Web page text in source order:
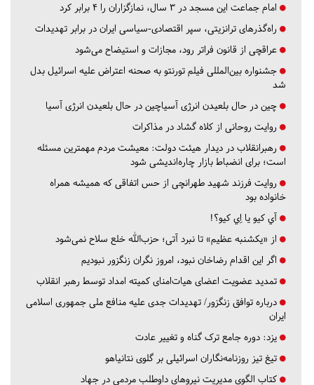
امام جماعت این مسجد در ۳ سال، نمازگزاران را ۴ برابر کرد
راه‌گذرهای ترانزیتی، سپر اقتصادی-سیاسی ایران در برابر تهدیدات
عراقچی از قانون فراتر رود، مجازات و استیضاح می‌شود
جشنواره بین‌المللی فیلم تورنتو به صحنه اعتراض علیه اسرائیل بدل
شد
چین در حال بلعیدن انرژی آسیاچین در حال بلعیدن انرژی آسیا
روایت روحانی از کلاه گشاد در مذاکرات
رهبرانقلاب در دیدار هیئت دولت: معیشت مردم مهمترین مسئله
است؛ برای انضباط بازار چاره‌اندیشی شود
روایت فرزند شهید طهرانچی از حس اتفاقی که همیشه همراه
خانواده بود
آي كيو يا اِي كيو؟!
از «یکشنبه عظیم» تا نبرد آتی؛ حزب‌الله خلع سلاح نمی‌شود
اگر این اقدام رضاخان نبود، امروز نگران زنگزور نبودیم
تمدید عضویت اعضای هیات‌امنای کمیته امداد توسط رهبر انقلاب
درباره توافق زنگزور/ تهدیدات جدی علیه منافع ملی جمهوری اسلامی
ایران
یزد: دوره جامع ترک گناه و تغییر عادت
تیغ تیز روزنامه‌نگاران اسرائیلی بر گلوی نتانیاهو
کتاب الگوی مدیریت نیروهای داوطلب مردمی در جهاد